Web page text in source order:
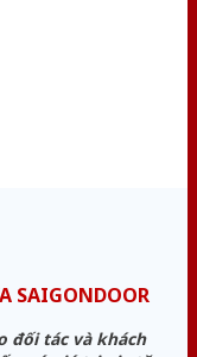
SAIGONDOOR
đối tác và khách